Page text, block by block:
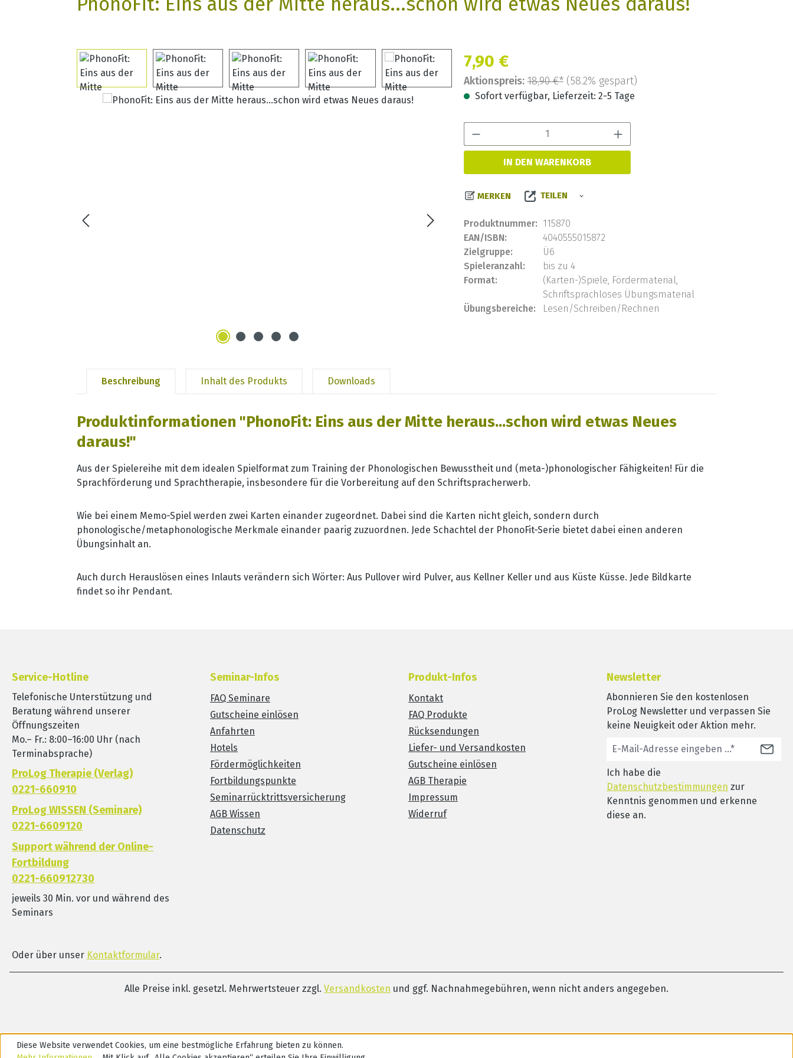
Bildergalerie überspringen Verkaufspreis:
7,90 €
Aktionspreis: 18,90 €* (58.2% gespart)
Sofort verfügbar, Lieferzeit: 2-5 Tage
IN DEN WARENKORB
MERKEN TEILEN
Produktnummer: 115870
EAN/ISBN:
4040555015872
Zielgruppe:
Ü6
Spieleranzahl:
bis zu 4
Format:
(Karten-)Spiele, Fördermaterial,
Schriftsprachloses Übungsmaterial
Übungsbereiche:
Lesen/Schreiben/Rechnen
Beschreibung Inhalt des Produkts Downloads
Produktinformationen "PhonoFit: Eins aus der Mitte heraus...schon wird etwas Neues
daraus!"
Aus der Spielereihe mit dem idealen Spielformat zum Training der Phonologischen Bewusstheit und (meta-)phonologischer Fähigkeiten! Für die
Sprachförderung und Sprachtherapie, insbesondere für die Vorbereitung auf den Schriftspracherwerb.
Wie bei einem Memo-Spiel werden zwei Karten einander zugeordnet. Dabei sind die Karten nicht gleich, sondern durch
phonologische/metaphonologische Merkmale einander paarig zuzuordnen. Jede Schachtel der PhonoFit-Serie bietet dabei einen anderen
Übungsinhalt an.
Auch durch Herauslösen eines Inlauts verändern sich Wörter: Aus Pullover wird Pulver, aus Kellner Keller und aus Küste Küsse. Jede Bildkarte
findet so ihr Pendant.
Service-Hotline
Telefonische Unterstützung und
Beratung während unserer
Öffnungszeiten
Mo.– Fr.: 8:00–16:00 Uhr (nach
Terminabsprache)
ProLog Therapie (Verlag)
0221-660910
ProLog WISSEN (Seminare)
0221-6609120
Support während der Online-
Fortbildung
0221-660912730
jeweils 30 Min. vor und während des
Seminars
Oder über unser Kontaktformular.
Seminar-Infos
FAQ Seminare
Gutscheine einlösen
Anfahrten
Hotels
Fördermöglichkeiten
Fortbildungspunkte
Seminarrücktrittsversicherung
AGB Wissen
Datenschutz
Produkt-Infos
Kontakt
FAQ Produkte
Rücksendungen
Liefer- und Versandkosten
Gutscheine einlösen
AGB Therapie
Impressum
Widerruf
Newsletter
Abonnieren Sie den kostenlosen
ProLog Newsletter und verpassen Sie
keine Neuigkeit oder Aktion mehr.
Ich habe die
Datenschutzbestimmungen zur
Kenntnis genommen und erkenne
diese an.
Alle Preise inkl. gesetzl. Mehrwertsteuer zzgl. Versandkosten und ggf. Nachnahmegebühren, wenn nicht anders angegeben.
Diese Website verwendet Cookies, um eine bestmögliche Erfahrung bieten zu können.